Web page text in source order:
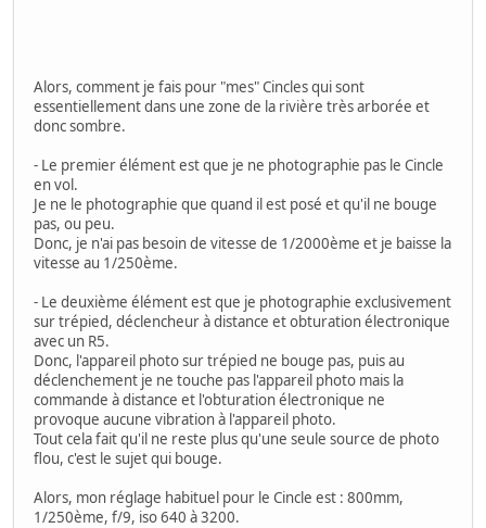
Alors, comment je fais pour "mes" Cincles qui sont
essentiellement dans une zone de la rivière très arborée et
donc sombre.
- Le premier élément est que je ne photographie pas le Cincle
en vol.
Je ne le photographie que quand il est posé et qu'il ne bouge
pas, ou peu.
Donc, je n'ai pas besoin de vitesse de 1/2000ème et je baisse la
vitesse au 1/250ème.
- Le deuxième élément est que je photographie exclusivement
sur trépied, déclencheur à distance et obturation électronique
avec un R5.
Donc, l'appareil photo sur trépied ne bouge pas, puis au
déclenchement je ne touche pas l'appareil photo mais la
commande à distance et l'obturation électronique ne
provoque aucune vibration à l'appareil photo.
Tout cela fait qu'il ne reste plus qu'une seule source de photo
flou, c'est le sujet qui bouge.
Alors, mon réglage habituel pour le Cincle est : 800mm,
1/250ème, f/9, iso 640 à 3200.